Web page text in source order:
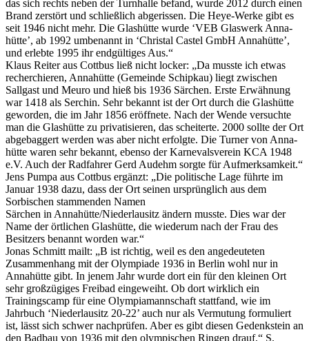
das sich rechts neben der Turnhalle befand, wurde 2012 durch einen
Brand zerstört und schließlich abgerissen. Die Heye-Werke gibt es
seit 1946 nicht mehr. Die Glashütte wurde ‘VEB Glaswerk Anna-
hütte’, ab 1992 umbenannt in ‘Christal Castel GmbH Annahütte’,
und erlebte 1995 ihr endgültiges Aus.“
Klaus Reiter aus Cottbus ließ nicht locker: „Da musste ich etwas
recherchieren, Annahütte (Gemeinde Schipkau) liegt zwischen
Sallgast und Meuro und hieß bis 1936 Särchen. Erste Erwähnung
war 1418 als Serchin. Sehr bekannt ist der Ort durch die Glashütte
geworden, die im Jahr 1856 eröffnete. Nach der Wende versuchte
man die Glashütte zu privatisieren, das scheiterte. 2000 sollte der Ort
abgebaggert werden was aber nicht erfolgte. Die Turner von Anna-
hütte waren sehr bekannt, ebenso der Karnevalsverein KCA 1948
e.V. Auch der Radfahrer Gerd Audehm sorgte für Aufmerksamkeit.“
Jens Pumpa aus Cottbus ergänzt: „Die politische Lage führte im
Januar 1938 dazu, dass der Ort seinen ursprünglich aus dem
Sorbischen stammenden Namen
Särchen in Annahütte/Niederlausitz ändern musste. Dies war der
Name der örtlichen Glashütte, die wiederum nach der Frau des
Besitzers benannt worden war.“
Jonas Schmitt mailt: „B ist richtig, weil es den angedeuteten
Zusammenhang mit der Olympiade 1936 in Berlin wohl nur in
Annahütte gibt. In jenem Jahr wurde dort ein für den kleinen Ort
sehr großzügiges Freibad eingeweiht. Ob dort wirklich ein
Trainingscamp für eine Olympiamannschaft stattfand, wie im
Jahrbuch ‘Niederlausitz 20-22’ auch nur als Vermutung formuliert
ist, lässt sich schwer nachprüfen. Aber es gibt diesen Gedenkstein an
den Badbau von 1936 mit den olympischen Ringen drauf.“ S.